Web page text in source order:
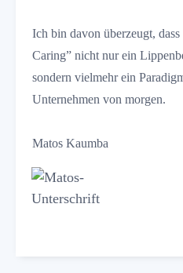
Ich bin davon überzeugt,
Caring” nicht nur ein
sondern vielmehr ein
Unternehmen von morgen.
Matos Kaumba